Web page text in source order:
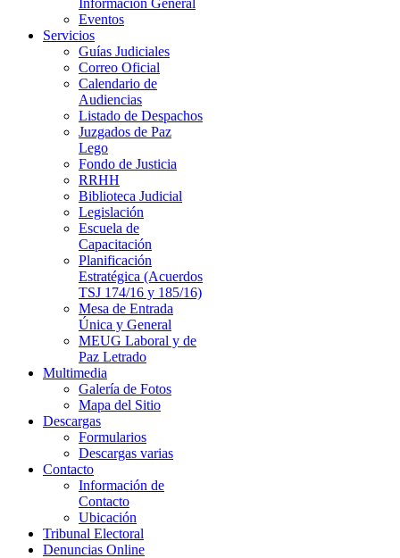
Información General
Eventos
Servicios
Guías Judiciales
Correo Oficial
Calendario de
Audiencias
Listado de Despachos
Juzgados de Paz
Lego
Fondo de Justicia
RRHH
Biblioteca Judicial
Legislación
Escuela de
Capacitación
Planificación
Estratégica (Acuerdos
TSJ 174/16 y 185/16)
Mesa de Entrada
Única y General
MEUG Laboral y de
Paz Letrado
Multimedia
Galería de Fotos
Mapa del Sitio
Descargas
Formularios
Descargas varias
Contacto
Información de
Contacto
Ubicación
Tribunal Electoral
Denuncias Online